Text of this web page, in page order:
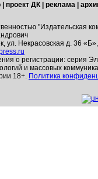
проект ДК реклама
"Издательская
ул. Некрасовская д. 36
о регистрации: серия
и массовых
18+. Политика